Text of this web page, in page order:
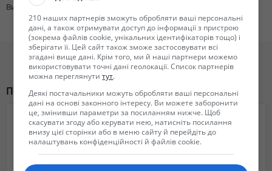
Вид техники
Похожие объявления
210 наших партнерів зможуть обробляти ваші персональні
дані, а також отримувати доступ до інформації з пристрою
(зокрема файлів cookie, унікальних ідентифікаторів тощо) і
зберігати її. Цей сайт також зможе застосовувати всі
згадані вище дані. Крім того, ми й наші партнери можемо
використовувати точні дані геолокації. Список партнерів
можна переглянутитут.
Деякі постачальники можуть обробляти ваші персональні
дані на основі законного інтересу. Ви можете заборонити
це, змінивши параметри за посиланням нижче. Щоб
скасувати згоду або керувати нею, натисніть посилання
внизу цієї сторінки або в меню сайту й перейдіть до
налаштувань конфіденційності й файлів cookie.